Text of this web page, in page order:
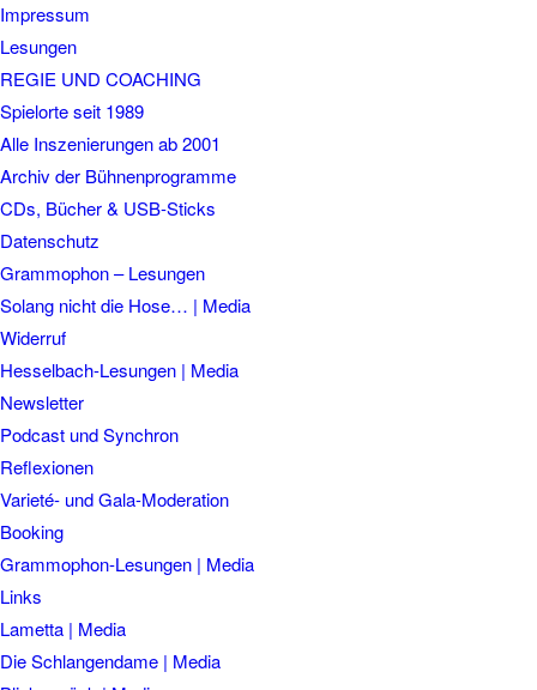
Impressum
Lesungen
REGIE UND COACHING
Spielorte seit 1989
Alle Inszenierungen ab 2001
Archiv der Bühnenprogramme
CDs, Bücher & USB-Sticks
Datenschutz
Grammophon – Lesungen
Solang nicht die Hose… | Media
Widerruf
Hesselbach-Lesungen | Media
Newsletter
Podcast und Synchron
Reflexionen
Varieté- und Gala-Moderation
Booking
Grammophon-Lesungen | Media
Links
Lametta | Media
Die Schlangendame | Media